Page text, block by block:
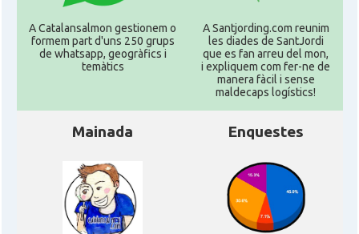
A Catalansalmon gestionem o
formem part d'uns 250 grups
de whatsapp, geogràfics i
temàtics
A Santjording.com reunim
les diades de SantJordi
que es fan arreu del mon,
i expliquem com fer-ne de
manera fàcil i sense
maldecaps logí­stics!
Mainada Enquestes